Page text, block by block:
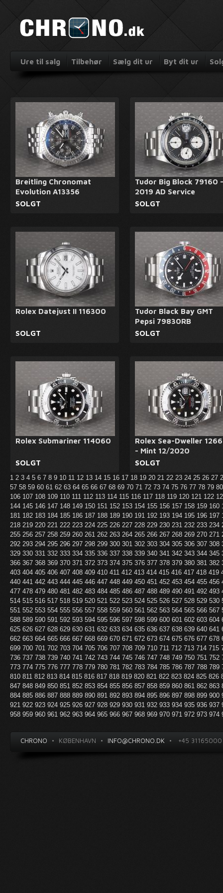
Ure til salg Tilbehør Sælg dit ur Byt dit ur
Breitling Chronomat
Evolution A13356
SOLGT
Tudor Big Block 79160 -
2019 AD Service
SOLGT
Rolex Datejust II 116300
SOLGT
Tudor Black Bay GMT
Pepsi 79830RB
SOLGT
Rolex Submariner 114060
SOLGT
Rolex Sea-Dweller
- Mint 12/2020
SOLGT
1 2 3 4 5 6 7 8 9 10 11 12 13 14 15 16 17 18 19 20 21 22 23 24 25 26 27
57 58 59 60 61 62 63 64 65 66 67 68 69 70 71 72 73 74 75 76 77 78 79
106 107 108 109 110 111 112 113 114 115 116 117 118 119 120 121 122
144 145 146 147 148 149 150 151 152 153 154 155 156 157 158 159 160
181 182 183 184 185 186 187 188 189 190 191 192 193 194 195 196 197
218 219 220 221 222 223 224 225 226 227 228 229 230 231 232 233 234
255 256 257 258 259 260 261 262 263 264 265 266 267 268 269 270 271
292 293 294 295 296 297 298 299 300 301 302 303 304 305 306 307 308
329 330 331 332 333 334 335 336 337 338 339 340 341 342 343 344 345
366 367 368 369 370 371 372 373 374 375 376 377 378 379 380 381 382
403 404 405 406 407 408 409 410 411 412 413 414 415 416 417 418 419
440 441 442 443 444 445 446 447 448 449 450 451 452 453 454 455 456
477 478 479 480 481 482 483 484 485 486 487 488 489 490 491 492 493
514 515 516 517 518 519 520 521 522 523 524 525 526 527 528 529 530
551 552 553 554 555 556 557 558 559 560 561 562 563 564 565 566 567
588 589 590 591 592 593 594 595 596 597 598 599 600 601 602 603 604
625 626 627 628 629 630 631 632 633 634 635 636 637 638 639 640 641
662 663 664 665 666 667 668 669 670 671 672 673 674 675 676 677 678
699 700 701 702 703 704 705 706 707 708 709 710 711 712 713 714 715
736 737 738 739 740 741 742 743 744 745 746 747 748 749 750 751 752
773 774 775 776 777 778 779 780 781 782 783 784 785 786 787 788 789
810 811 812 813 814 815 816 817 818 819 820 821 822 823 824 825 826
847 848 849 850 851 852 853 854 855 856 857 858 859 860 861 862 863
884 885 886 887 888 889 890 891 892 893 894 895 896 897 898 899 900
921 922 923 924 925 926 927 928 929 930 931 932 933 934 935 936 937
958 959 960 961 962 963 964 965 966 967 968 969 970 971 972 973 974
CHRONO • KØBENHAVN • INFO@CHRONO.DK • +45 31165000